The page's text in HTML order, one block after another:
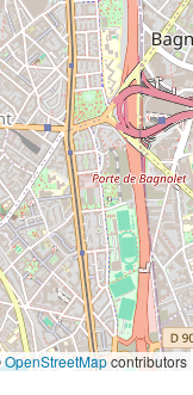
OpenStreetMapcontributors